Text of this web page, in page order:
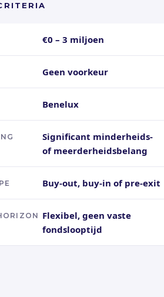
€0 – 3 miljoen
Geen voorkeur
Benelux
Significant minderheids-
of meerderheidsbelang
Buy-out, buy-in of pre-exit
Flexibel, geen vaste
fondslooptijd